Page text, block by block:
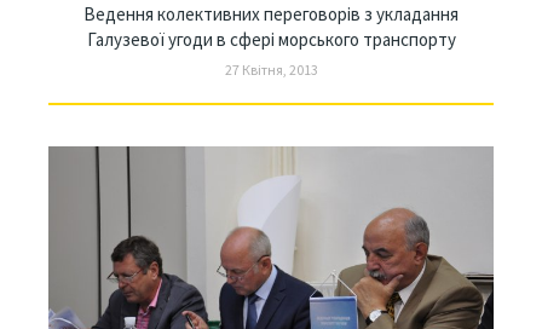
Ведення колективних переговорів з укладання
Галузевої угоди в сфері морського транспорту
27 Квітня, 2013